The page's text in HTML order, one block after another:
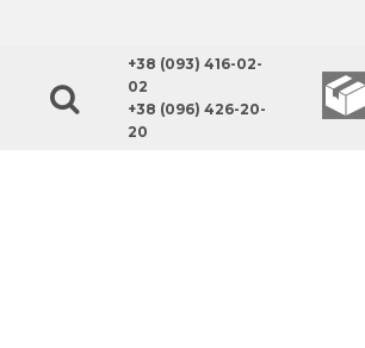
+38 (093) 416-02-
02
+38 (096) 426-20-
20